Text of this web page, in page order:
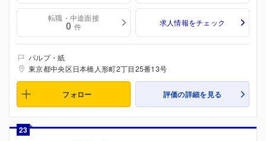
転職・中途面接
0 件 求人情報をチェック
パルプ・紙
東京都中央区日本橋人形町2丁目25番13号
フォロー 評価の詳細を見る
23